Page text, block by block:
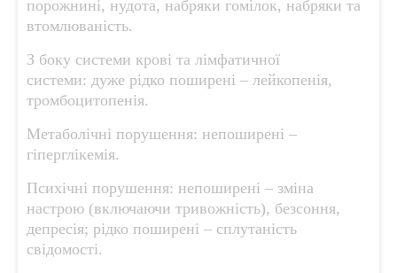
порожнині, нудота, набряки гомілок, набряки та
втомлюваність.
З боку системи крові та лімфатичної
системи: дуже рідко поширені – лейкопенія,
тромбоцитопенія.
Метаболічні порушення: непоширені –
гіперглікемія.
Психічні порушення: непоширені – зміна
настрою (включаючи тривожність), безсоння,
депресія; рідко поширені – сплутаність
свідомості.